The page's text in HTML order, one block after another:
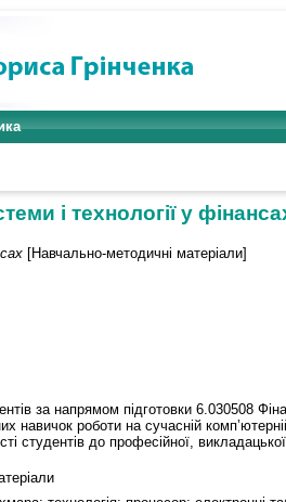
і технології у
[Навчально-методичні матеріали]
за напрямом підготовки 6.030508
навичок роботи на сучасній
до професійної, викладацької